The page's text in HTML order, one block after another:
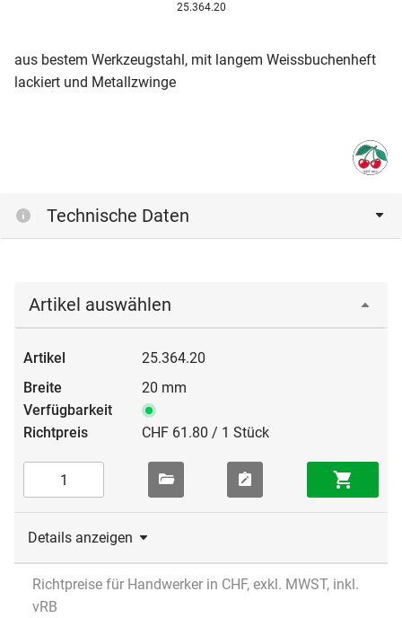
25.364.20
aus bestem Werkzeugstahl, mit langem Weissbuchenheft
lackiert und Metallzwinge
Technische Daten
Artikel auswählen
25.364.20
20 mm
CHF 61.80 / 1 Stück
Details anzeigen
Richtpreise für Handwerker in CHF, exkl. MWST, inkl.
vRB